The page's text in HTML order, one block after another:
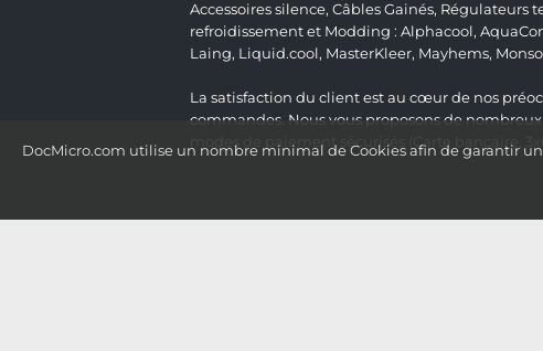
DocMicro.com utilise un nombre minimal de Cookies afin de garantir
Accessoires silence, Câbles Gainés, Régulateurs
refroidissement et Modding : Alphacool,
Laing, Liquid.cool, MasterKleer, Mayhems,
La satisfaction du client est au cœur de nos
commandes. Nous vous proposons de
modes de paiement sécurisés (Carte bancaire,